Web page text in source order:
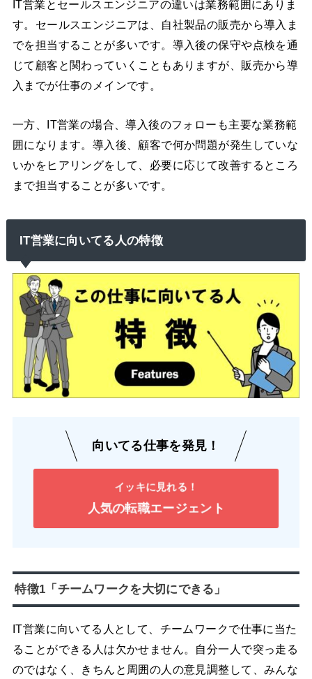
IT営業とセールスエンジニアの違いは業務範囲にありま
す。セールスエンジニアは、自社製品の販売から導入ま
でを担当することが多いです。導入後の保守や点検を通
じて顧客と関わっていくこともありますが、販売から導
入までが仕事のメインです。
一方、IT営業の場合、導入後のフォローも主要な業務範
囲になります。導入後、顧客で何か問題が発生していな
いかをヒアリングをして、必要に応じて改善するところ
まで担当することが多いです。
IT営業に向いてる人の特徴
向いてる仕事を発見！
イッキに見れる！
人気の転職エージェント
特徴1「チームワークを大切にできる」
IT営業に向いてる人として、チームワークで仕事に当た
ることができる人は欠かせません。自分一人で突っ走る
のではなく、きちんと周囲の人の意見調整して、みんな